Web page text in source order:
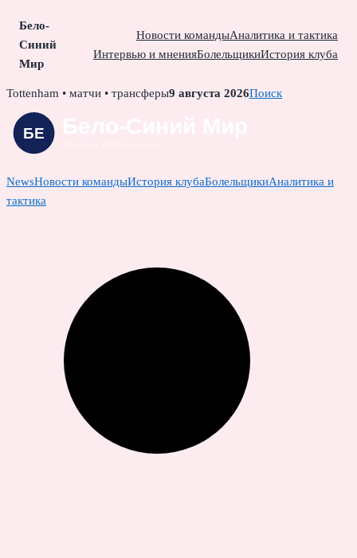
Бело-
Синий
Мир
Новости командыАналитика и тактика
Интервью и мненияБолельщикиИстория клуба
Skip
content
Tottenham • матчи • трансферы9 августа 2026Поиск
NewsНовости командыИстория клубаБолельщикиАналитика и
тактика